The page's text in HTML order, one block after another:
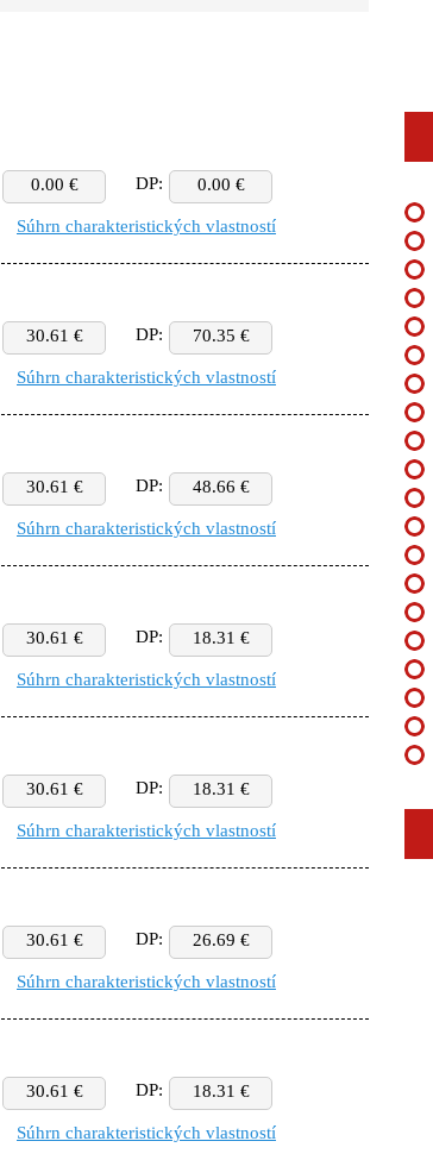
0.00 € DP: 0.00 €
Súhrn charakteristických vlastností
30.61 € DP: 70.35 €
Súhrn charakteristických vlastností
30.61 € DP: 48.66 €
Súhrn charakteristických vlastností
30.61 € DP: 18.31 €
Súhrn charakteristických vlastností
30.61 € DP: 18.31 €
Súhrn charakteristických vlastností
30.61 € DP: 26.69 €
Súhrn charakteristických vlastností
30.61 € DP: 18.31 €
Súhrn charakteristických vlastností